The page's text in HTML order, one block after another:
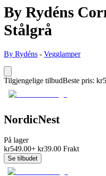
By Rydéns
Stålgrå
By Rydéns - Vegglamper
Tilgjengelige tilbudBeste pris: kr
NordicNest
På lager
kr549.00+ kr39.00 Frakt
Se tilbudet